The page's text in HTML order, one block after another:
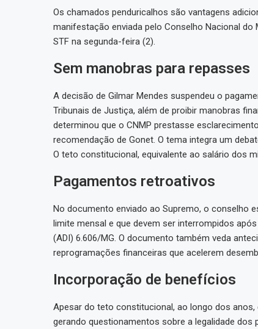
Os chamados penduricalhos são vantagens
manifestação enviada pelo Conselho Nacional do
STF na segunda-feira (2).
Sem manobras para repasses
A decisão de Gilmar Mendes suspendeu o
Tribunais de Justiça, além de proibir manobras
determinou que o CNMP prestasse
recomendação de Gonet. O tema integra um
O teto constitucional, equivalente ao salário dos
Pagamentos retroativos
No documento enviado ao Supremo, o conselho
limite mensal e que devem ser interrompidos
(ADI) 6.606/MG. O documento também veda
reprogramações financeiras que acelerem
Incorporação de benefícios
Apesar do teto constitucional, ao longo dos
gerando questionamentos sobre a legalidade dos